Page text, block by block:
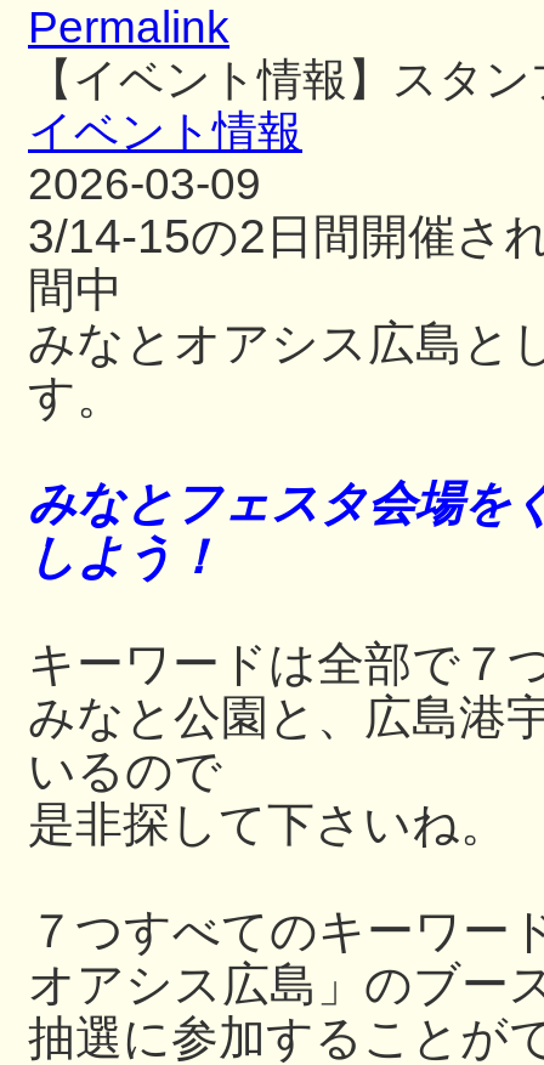
Permalink
【イベント情報】スタ
イベント情報
2026-03-09
3/14-15の2日間開催さ
間中
みなとオアシス広島と
す。
みなとフェスタ会場を
しよう！
キーワードは全部
みなと公園と、広島港
いるので
是非探して下さいね。
７つすべてのキーワー
オアシス広島」のブー
抽選に参加することが